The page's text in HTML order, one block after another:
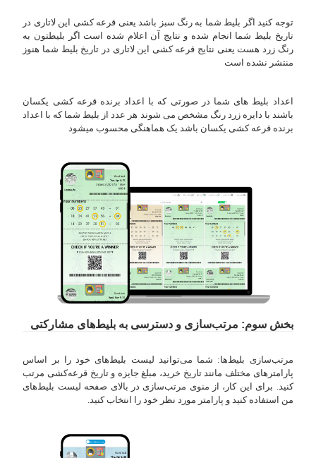
توجه کنید اگر بلیط شما به رنگ سبز باشد یعنی قرعه کشی این لاتاری در
تاریخ بلیط شما انجام شده و نتایج آن اعلام شده است اگر بلیطتون به
رنگ زرد هست یعنی نتایج قرعه کشی این لاتاری در تاریخ بلیط شما هنوز
منتشر نشده است
اعداد بلیط های شما در صورتی که با اعداد برنده قرعه کشی یکسان
باشند با دایره زرد رنگ مشخص می شوند هر عدد از بلیط شما که با اعداد
برنده قرعه کشی یکسان باشد یک هماهنگی محسوب میشود
بخش سوم: مرتب‌سازی و دسترسی به بلیط‌های مشارکتی
مرتب‌سازی بلیط‌ها: شما می‌توانید لیست بلیط‌های خود را بر اساس
پارامتر‌های مختلف مانند تاریخ خرید، مبلغ جایزه و تاریخ قرعه‌کشی مرتب
کنید. برای این کار، از منوی مرتب‌سازی در بالای صفحه لیست بلیط‌های
من استفاده کنید و پارامتر مورد نظر خود را انتخاب کنید.